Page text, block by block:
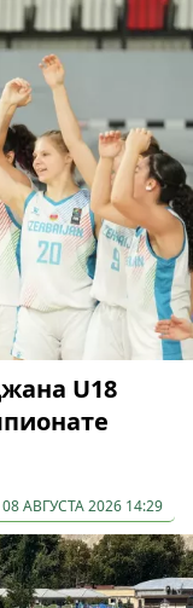
U18
08 АВГУСТА 2026 14:29